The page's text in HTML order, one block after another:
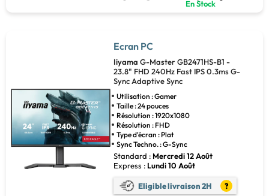
En Stock
Ecran PC
Iiyama G-Master GB2471HS-B1 -
23.8" FHD 240Hz Fast IPS 0.3ms G-
Sync Adaptive Sync
Utilisation : Gamer
Taille : 24 pouces
Résolution : 1920x1080
Résolution : FHD
Type d'écran : Plat
Sync Techno. : G-Sync
Standard : Mercredi 12 Août
Express : Lundi 10 Août
Eligible livraison 2H ?